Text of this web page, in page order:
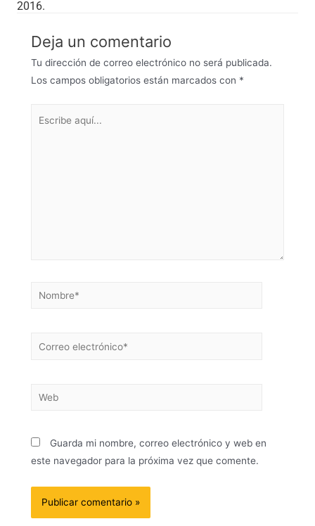
2016.
Deja un comentario
Tu dirección de correo electrónico no será publicada.
Los campos obligatorios están marcados con *
Guarda mi nombre, correo electrónico y web en
este navegador para la próxima vez que comente.